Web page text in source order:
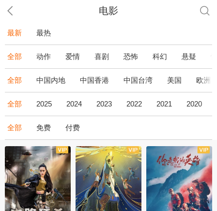
电影
最新 最热
全部 动作 爱情 喜剧 恐怖 科幻 悬疑
全部 中国内地 中国香港 中国台湾 美国 欧洲
全部 2025 2024 2023 2022 2021 2020
全部 免费 付费